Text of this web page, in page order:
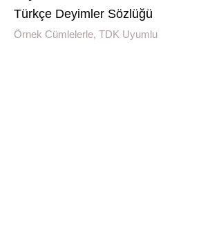
Türkçe Deyimler Sözlüğü
Örnek Cümlelerle, TDK Uyumlu